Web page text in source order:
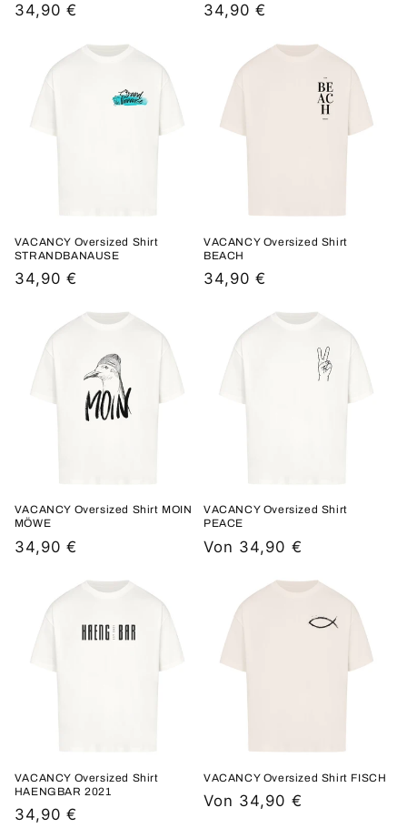
Normaler
34,90 €
Normaler
34,90 €
VACANCY Oversized Shirt
STRANDBANAUSE
Normaler
34,90 €
VACANCY Oversized Shirt
BEACH
Normaler
34,90 €
VACANCY Oversized Shirt MOIN
MÖWE
Normaler
34,90 €
VACANCY Oversized Shirt
PEACE
Normaler
Von 34,90 €
VACANCY Oversized Shirt
HAENGBAR 2021
Normaler
34,90 €
VACANCY Oversized Shirt FISCH
Normaler
Von 34,90 €